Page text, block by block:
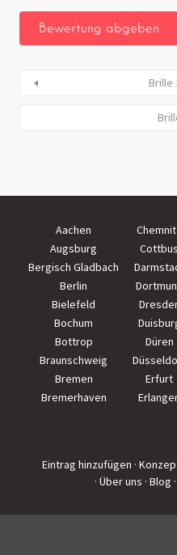
Brille
Aachen
Augsburg
Cottbus
Bergisch Gladbach
Berlin
Bielefeld
Bochum
Bottrop
Düren
Braunschweig
Bremen
Erfurt
Bremerhaven
Eintrag hinzufügen ·
· Über uns · Blog